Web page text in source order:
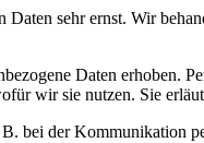
sehr ernst. Wir
Daten
wir sie nutzen. Sie
bei der